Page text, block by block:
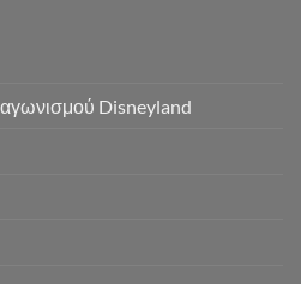
Disneyland